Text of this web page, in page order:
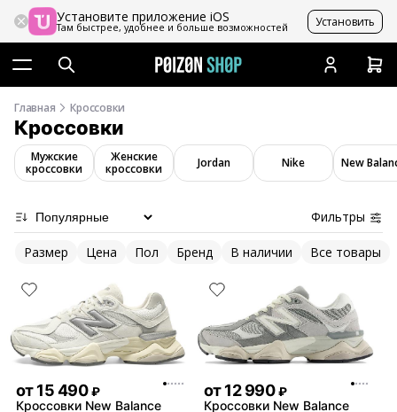
Установите приложение iOS
Там быстрее, удобнее и больше возможностей Установить
Главная Кроссовки
Кроссовки
Мужские
кроссовки
Женские
кроссовки
Jordan Nike New
Фильтры
Размер Цена Пол Бренд В наличии Все товары
от15 490 ₽
Кроссовки New Balance
от12 990 ₽
Кроссовки New Balance